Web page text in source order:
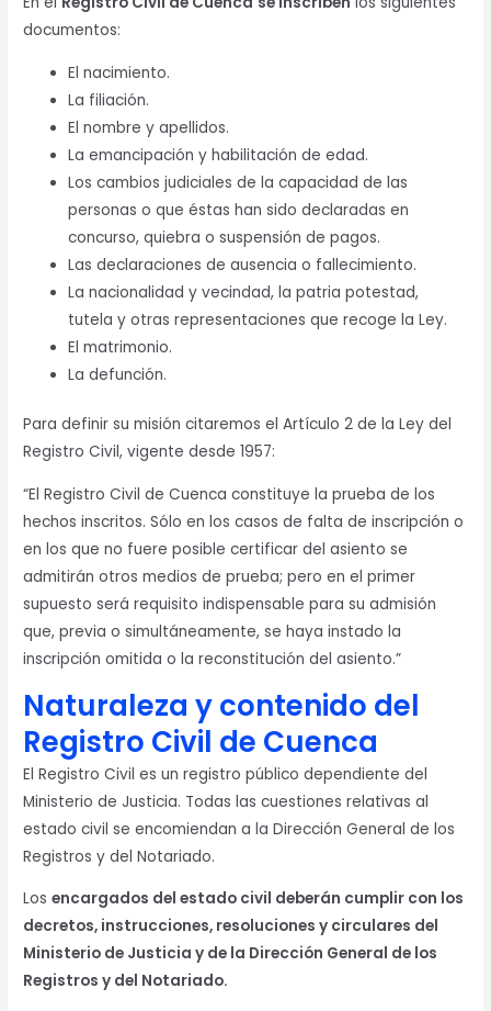
documentos:
El nacimiento.
La filiación.
El nombre y apellidos.
La emancipación y habilitación de edad.
Los cambios judiciales de la capacidad de las
personas o que éstas han sido declaradas en
concurso, quiebra o suspensión de pagos.
Las declaraciones de ausencia o fallecimiento.
La nacionalidad y vecindad, la patria potestad,
tutela y otras representaciones que recoge la Ley.
El matrimonio.
La defunción.
Para definir su misión citaremos el Artículo 2 de la Ley del
Registro Civil, vigente desde 1957:
“El Registro Civil de Cuenca constituye la prueba de los
hechos inscritos. Sólo en los casos de falta de inscripción o
en los que no fuere posible certificar del asiento se
admitirán otros medios de prueba; pero en el primer
supuesto será requisito indispensable para su admisión
que, previa o simultáneamente, se haya instado la
inscripción omitida o la reconstitución del asiento.”
Naturaleza y contenido del
Registro Civil de Cuenca
El Registro Civil es un registro público dependiente del
Ministerio de Justicia. Todas las cuestiones relativas al
estado civil se encomiendan a la Dirección General de los
Registros y del Notariado.
Losencargados del estado civil deberán cumplir con los
decretos, instrucciones, resoluciones y circulares del
Ministerio de Justicia y de la Dirección General de los
Registros y del Notariado.